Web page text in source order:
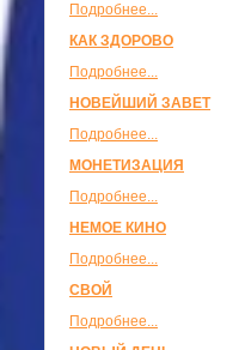
Подробнее...
КАК ЗДОРОВО
Подробнее...
НОВЕЙШИЙ ЗАВЕТ
Подробнее...
МОНЕТИЗАЦИЯ
Подробнее...
НЕМОЕ КИНО
Подробнее...
СВОЙ
Подробнее...